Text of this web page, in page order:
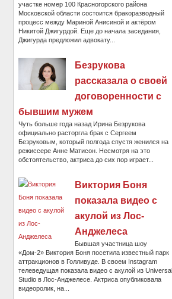
участке номер 100 Красногорского района
Московской области состоится бракоразводный
процесс между Мариной Анисиной и актёром
Никитой Джигурдой. Еще до начала заседания,
Джигурда предложил адвокату...
Безрукова
рассказала о своей
договоренности с
бывшим мужем
Чуть больше года назад Ирина Безрукова
официально расторгла брак с Сергеем
Безруковым, который полгода спустя женился на
режиссере Анне Матисон. Несмотря на это
обстоятельство, актриса до сих пор играет...
Виктория Боня
показала видео с
акулой из Лос-
Анджелеса
Бывшая участница шоу
«Дом-2» Виктория Боня посетила известный парк
аттракционов в Голливуде. В своем Instagram
телеведущая показала видео с акулой из Universal
Studio в Лос-Анджелесе. Актриса опубликовала
видеоролик, на...